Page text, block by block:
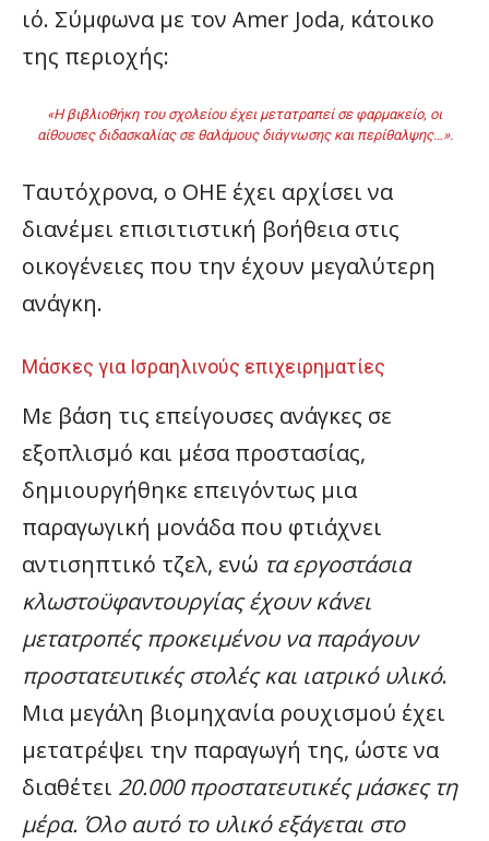
ιό. Σύμφωνα με τον Amer Joda, κάτοικο
της περιοχής:
«Η βιβλιοθήκη του σχολείου έχει μετατραπεί σε φαρμακείο, οι
αίθουσες διδασκαλίας σε θαλάμους διάγνωσης και περίθαλψης…».
Ταυτόχρονα, ο ΟΗΕ έχει αρχίσει να
διανέμει επισιτιστική βοήθεια στις
οικογένειες που την έχουν μεγαλύτερη
ανάγκη.
Μάσκες για Ισραηλινούς επιχειρηματίες
Με βάση τις επείγουσες ανάγκες σε
εξοπλισμό και μέσα προστασίας,
δημιουργήθηκε επειγόντως μια
παραγωγική μονάδα που φτιάχνει
αντισηπτικό τζελ, ενώ τα εργοστάσια
κλωστοϋφαντουργίας έχουν κάνει
μετατροπές προκειμένου να παράγουν
προστατευτικές στολές και ιατρικό υλικό.
Μια μεγάλη βιομηχανία ρουχισμού έχει
μετατρέψει την παραγωγή της, ώστε να
διαθέτει 20.000 προστατευτικές μάσκες τη
μέρα. Όλο αυτό το υλικό εξάγεται στο